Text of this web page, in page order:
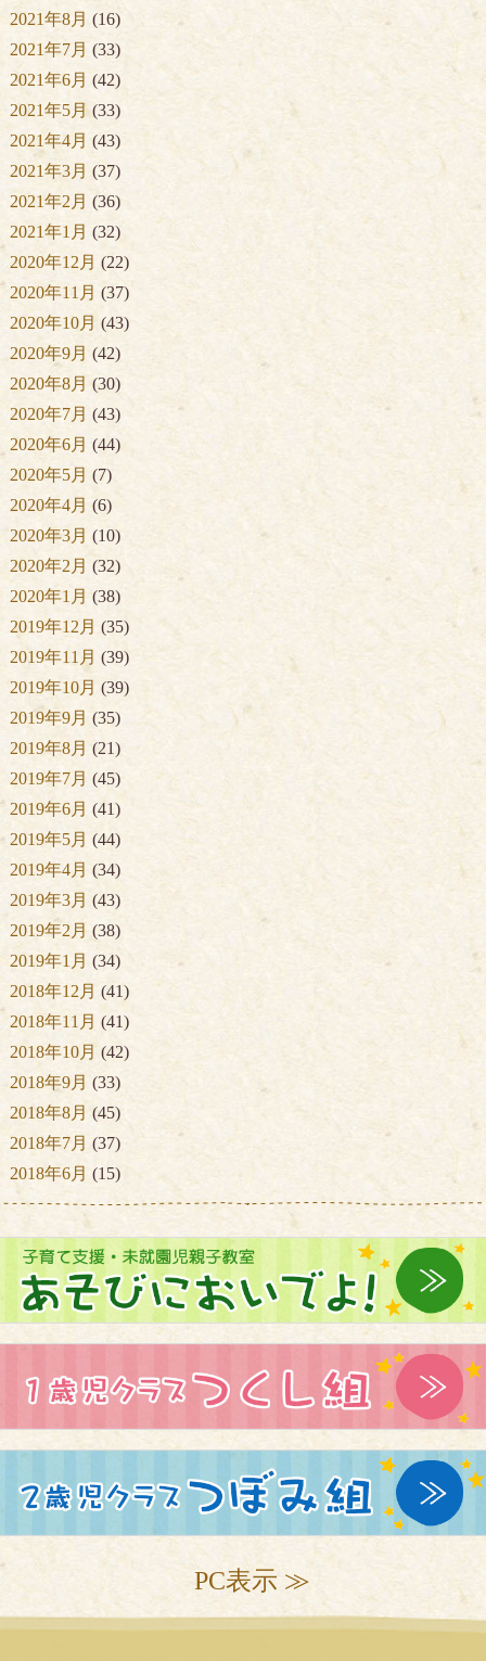
2021年8月 (16)
2021年7月 (33)
2021年6月 (42)
2021年5月 (33)
2021年4月 (43)
2021年3月 (37)
2021年2月 (36)
2021年1月 (32)
2020年12月 (22)
2020年11月 (37)
2020年10月 (43)
2020年9月 (42)
2020年8月 (30)
2020年7月 (43)
2020年6月 (44)
2020年5月 (7)
2020年4月 (6)
2020年3月 (10)
2020年2月 (32)
2020年1月 (38)
2019年12月 (35)
2019年11月 (39)
2019年10月 (39)
2019年9月 (35)
2019年8月 (21)
2019年7月 (45)
2019年6月 (41)
2019年5月 (44)
2019年4月 (34)
2019年3月 (43)
2019年2月 (38)
2019年1月 (34)
2018年12月 (41)
2018年11月 (41)
2018年10月 (42)
2018年9月 (33)
2018年8月 (45)
2018年7月 (37)
2018年6月 (15)
PC表示 ≫